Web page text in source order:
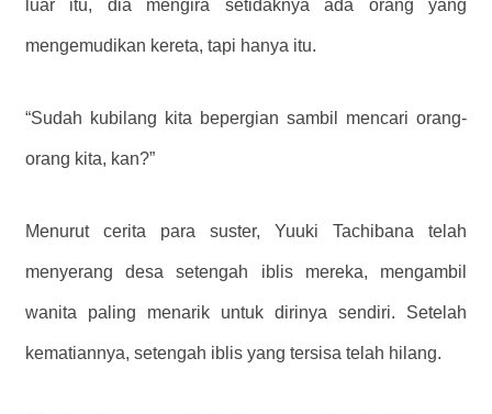
luar itu, dia mengira setidaknya ada orang yang
mengemudikan kereta, tapi hanya itu.
“Sudah kubilang kita bepergian sambil mencari orang-
orang kita, kan?”
Menurut cerita para suster, Yuuki Tachibana telah
menyerang desa setengah iblis mereka, mengambil
wanita paling menarik untuk dirinya sendiri. Setelah
kematiannya, setengah iblis yang tersisa telah hilang.